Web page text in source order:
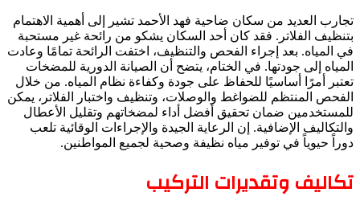
تجارب العديد من سكان ضاحية فهد الأحمد تشير إلى أهمية الاهتمام
بتنظيف الفلاتر. فقد كان أحد السكان يشكو من رائحة غير مستحبة
في المياه. بعد إجراء الفحص والتنظيف، اختفت الرائحة تمامًا وعادت
المياه إلى جودتها. في الختام، يتضح أن الصيانة الدورية للمضخات
تعتبر أمرًا أساسيًا للحفاظ على جودة وكفاءة نظام المياه. من خلال
الفحص المنتظم للضواغط والوصلات، وتنظيف واختبار الفلاتر، يمكن
للمستخدمين ضمان تحقيق أفضل أداء لمضخاتهم وتقليل الأعطال
والتكاليف الإضافية. إن الرعاية الجيدة والإجراءات الوقائية تلعب
دوراً حيوياً في توفير مياه نظيفة وصحية لجميع المواطنين.
تكاليف وتقديرات التركيب